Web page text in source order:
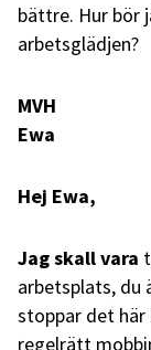
bättre. Hur bör
arbetsglädjen?
MVH
Ewa
Hej Ewa,
Jag skall vara
arbetsplats, du
stoppar det
regelrätt